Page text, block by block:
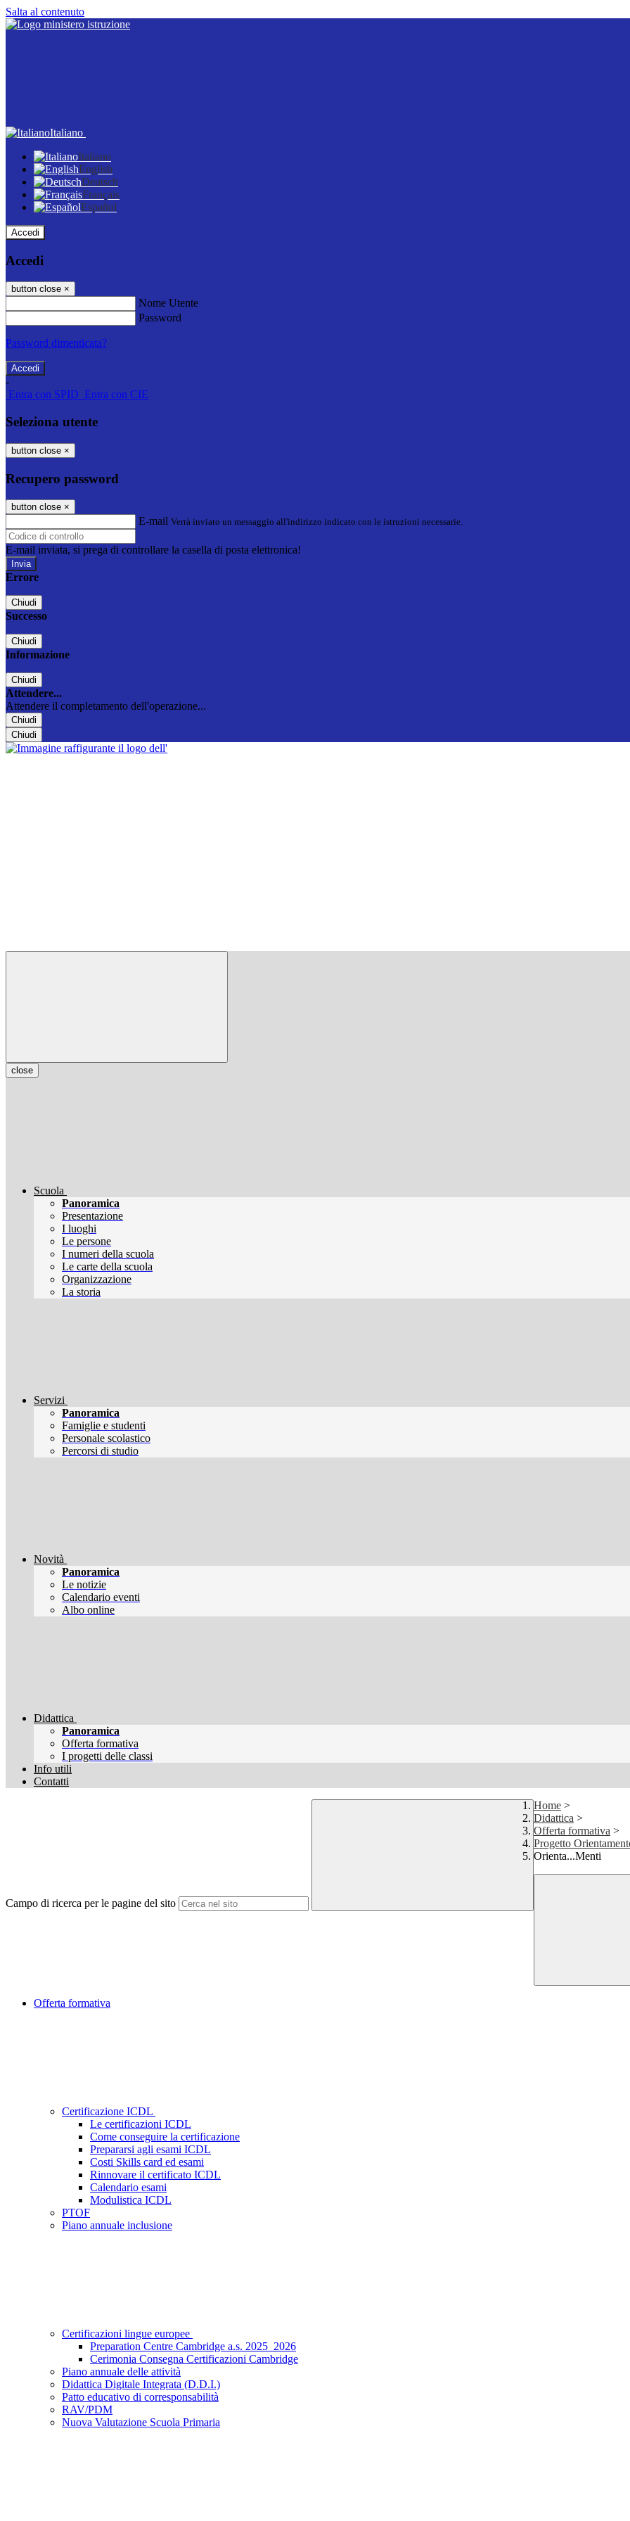
Salta al contenuto
Italiano
Italiano
English
Deutsch
Français
Español
Accedi
Accedi
button close ×
Nome Utente
Password
Password dimenticata?
-
Entra con SPID Entra con CIE
Seleziona utente
button close ×
Recupero password
button close ×
E-mail Verrà inviato un messaggio all'indirizzo indicato con le istruzioni necessarie.
E-mail inviata, si prega di controllare la casella di posta elettronica!
Errore
Chiudi
Successo
Chiudi
Informazione
Chiudi
Attendere...
Attendere il completamento dell'operazione...
Chiudi
Chiudi
close
Scuola
Panoramica
Presentazione
I luoghi
Le persone
I numeri della scuola
Le carte della scuola
Organizzazione
La storia
Servizi
Panoramica
Famiglie e studenti
Personale scolastico
Percorsi di studio
Novità
Panoramica
Le notizie
Calendario eventi
Albo online
Didattica
Panoramica
Offerta formativa
I progetti delle classi
Info utili
Contatti
Campo di ricerca per le pagine del sito
Home >
Didattica >
Offerta formativa >
Progetto
Orienta...Menti
Offerta formativa
Certificazione ICDL
Le certificazioni ICDL
Come conseguire la certificazione
Prepararsi agli esami ICDL
Costi Skills card ed esami
Rinnovare il certificato ICDL
Calendario esami
Modulistica ICDL
PTOF
Piano annuale inclusione
Certificazioni lingue europee
Preparation Centre Cambridge a.s. 2025_2026
Cerimonia Consegna Certificazioni Cambridge
Piano annuale delle attività
Didattica Digitale Integrata (D.D.I.)
Patto educativo di corresponsabilità
RAV/PDM
Nuova Valutazione Scuola Primaria